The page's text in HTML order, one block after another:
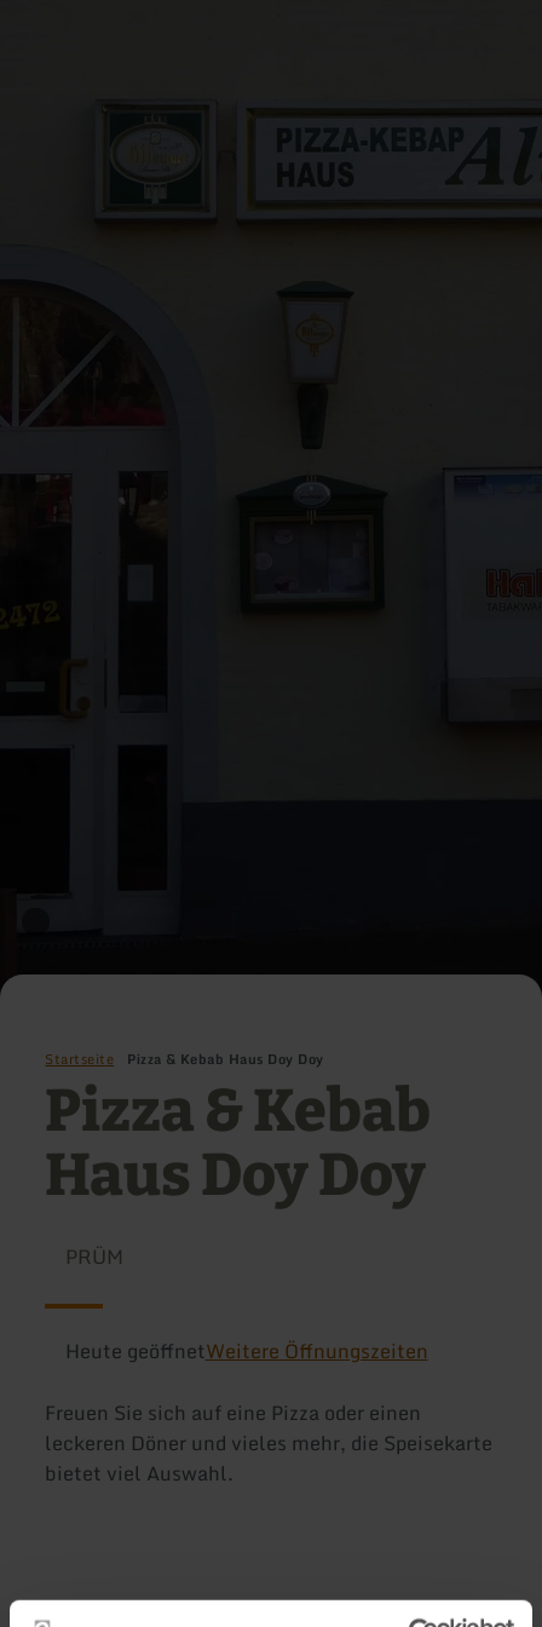
Startseite Pizza & Kebab Haus Doy Doy
Pizza & Kebab
Haus Doy Doy
PRÜM
Heute geöffnetWeitere Öffnungszeiten
Freuen Sie sich auf eine Pizza oder einen
leckeren Döner und vieles mehr, die Speisekarte
bietet viel Auswahl.